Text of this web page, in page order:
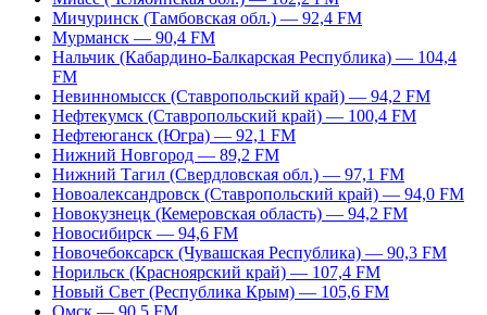
Мичуринск (Тамбовская обл.) — 92,4 FM
Мурманск — 90,4 FM
Нальчик (Кабардино-Балкарская Республика) — 104,4
FM
Невинномысск (Ставропольский край) — 94,2 FM
Нефтекумск (Ставропольский край) — 100,4 FM
Нефтеюганск (Югра) — 92,1 FM
Нижний Новгород — 89,2 FM
Нижний Тагил (Свердловская обл.) — 97,1 FM
Новоалександровск (Ставропольский край) — 94,0 FM
Новокузнецк (Кемеровская область) — 94,2 FM
Новосибирск — 94,6 FM
Новочебоксарск (Чувашская Республика) — 90,3 FM
Норильск (Красноярский край) — 107,4 FM
Новый Свет (Республика Крым) — 105,6 FM
Омск — 90,5 FM